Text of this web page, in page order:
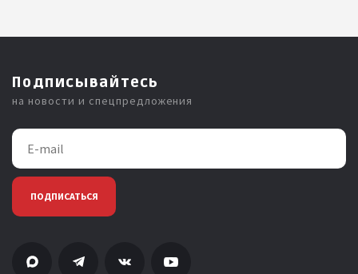
Подписывайтесь
на новости и спецпредложения
ПОДПИСАТЬСЯ